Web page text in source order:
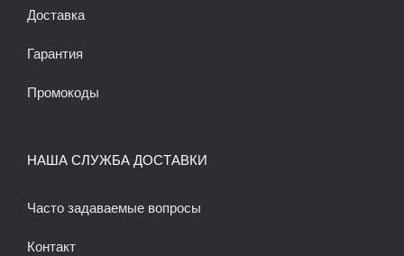
Доставка
Гарантия
Промокоды
НАША СЛУЖБА ДОСТАВКИ
Часто задаваемые вопросы
Контакт